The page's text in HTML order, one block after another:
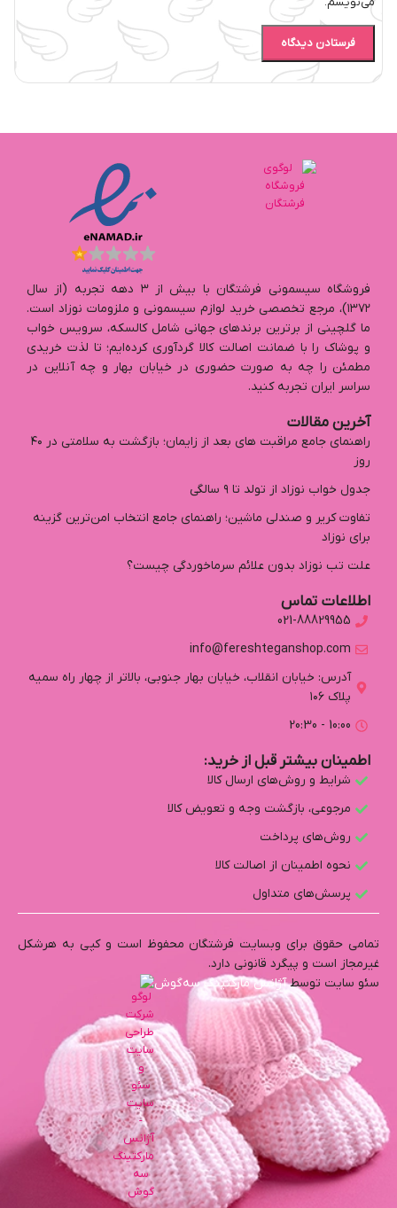
فروشگاه سیسمونی فرشتگان با بیش از ۳ دهه تجربه (از سال
۱۳۷۲)، مرجع تخصصی خرید لوازم سیسمونی و ملزومات نوزاد است.
ما گلچینی از برترین برندهای جهانی شامل کالسکه، سرویس خواب
و پوشاک را با ضمانت اصالت کالا گردآوری کرده‌ایم؛ تا لذت خریدی
مطمئن را چه به صورت حضوری در خیابان بهار و چه آنلاین در
سراسر ایران تجربه کنید.
آخرین مقالات
راهنمای جامع مراقبت های بعد از زایمان؛ بازگشت به سلامتی در ۴۰
روز
جدول خواب نوزاد از تولد تا ۹ سالگی
تفاوت کریر و صندلی ماشین؛ راهنمای جامع انتخاب امن‌ترین گزینه
برای نوزاد
علت تب نوزاد بدون علائم سرماخوردگی چیست؟
اطلاعات تماس
021-88829955
info@fereshteganshop.com
آدرس: خیابان انقلاب، خيابان بهار جنوبی، بالاتر از چهار راه سميه
پلاك ١٠٦
10:00 - 20:30
اطمینان بیشتر قبل از خرید:
شرایط و روش‌های ارسال کالا
مرجوعی، بازگشت وجه و تعویض کالا
روش‌های پرداخت
نحوه اطمینان از اصالت کالا
پرسش‌های متداول​
تمامی حقوق برای وبسایت فرشتگان محفوظ است و کپی به هرشکل
غیرمجاز است و پیگرد قانونی دارد.
سئو سایت توسطآژانس مارکتینگ سه‌گوش